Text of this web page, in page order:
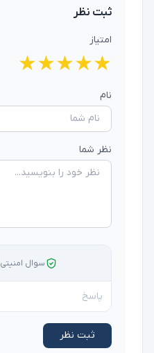
ثبت نظر
امتیاز
★
★
★
★
★
نام
نظر شما
سوال امنیتی
ثبت نظر